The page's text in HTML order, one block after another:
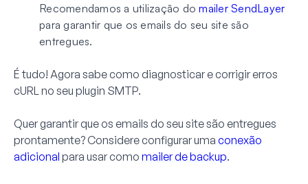
Recomendamos a utilização domailer SendLayer
para garantir que os emails do seu site são
entregues.
É tudo! Agora sabe como diagnosticar e corrigir erros
cURL no seu plugin SMTP.
Quer garantir que os emails do seu site são entregues
prontamente? Considere configurar uma conexão
adicional para usar como mailer de backup.